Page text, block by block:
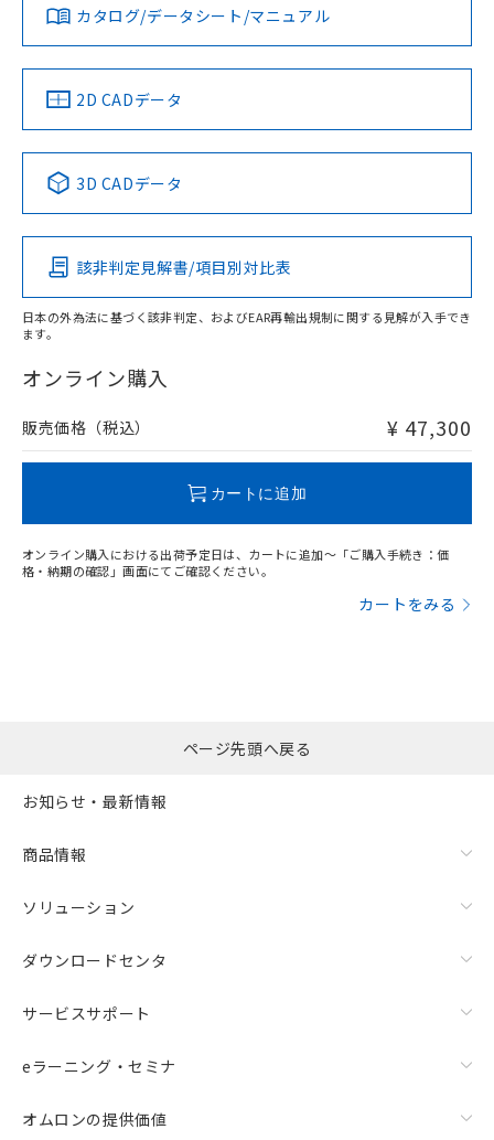
みください。
ソフトウェアの使用条件
対応済み
中国 RoHS 注意事項・凡例
Pb Hg Cd Cr(VI)
O
在庫等で未対応品が混在する可能性があります。
問い合わせください。
LR型式承認
（イギリス
船舶規格）
DNV型式承認
（ノルウェー
BV型式承認
（フランス
KR型式
（韓国
Yes No No No
この製品の規格認証/適合状況ページへ
その他の認証はこちらのページからご検索ください
カタログ/データシート/マニュアル
2D CADデータ
3D CADデータ
該非判定見解書/項目別対比表
日本の外為法に基づく該非判定、およびEAR再輸出規制に関する見解が入手でき
ます。
オンライン購入
販売価格（税込） ¥ 47,300
カートに追加
オンライン購入における出荷予定日は、カートに追加～「ご購入手続き：価
格・納期の確認」画面にてご確認ください。
カートをみる
ページ先頭へ戻る
お知らせ・最新情報
商品情報
ソリューション
ダウンロードセンタ
サービスサポート
eラーニング・セミナ
オムロンの提供価値